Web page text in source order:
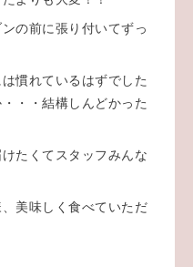
の前に張り付いてずっ
慣れているはずでした
・・結構しんどかった
たくてスタッフみんな
美味しく食べていただ